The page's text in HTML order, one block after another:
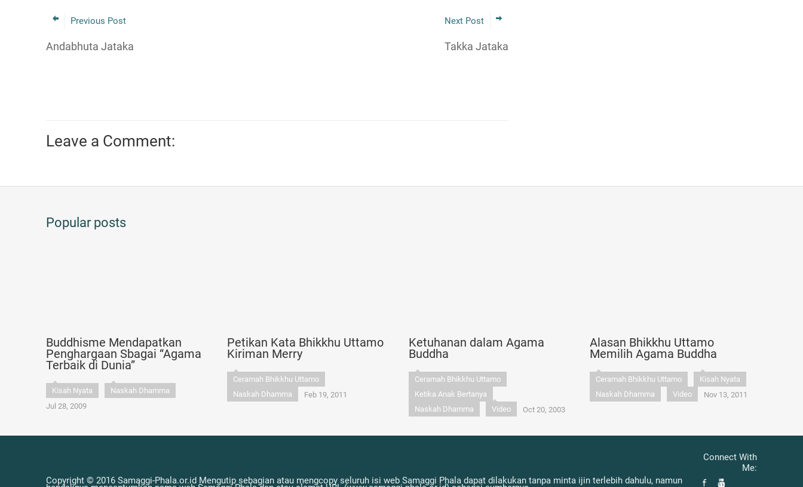
Previous Post
Andabhuta Jataka
Next Post
Takka Jataka
Leave a Comment:
Popular posts
Buddhisme Mendapatkan
Penghargaan Sbagai “Agama
Terbaik di Dunia”
Kisah Nyata
Naskah Dhamma
Jul 28, 2009
Petikan Kata Bhikkhu Uttamo
Kiriman Merry
Ceramah Bhikkhu Uttamo
Naskah Dhamma
Feb 19, 2011
Ketuhanan dalam Agama
Buddha
Ceramah Bhikkhu Uttamo
Ketika Anak Bertanya
Naskah Dhamma
Video Oct 20, 2003
Alasan Bhikkhu Uttamo
Memilih Agama Buddha
Ceramah Bhikkhu Uttamo
Kisah Nyata
Naskah Dhamma
Video Nov 13, 2011
Copyright © 2016 Samaggi-Phala.or.id Mengutip sebagian atau mengcopy seluruh isi web Samaggi Phala dapat dilakukan tanpa minta ijin terlebih dahulu, namun
Connect With
Me: